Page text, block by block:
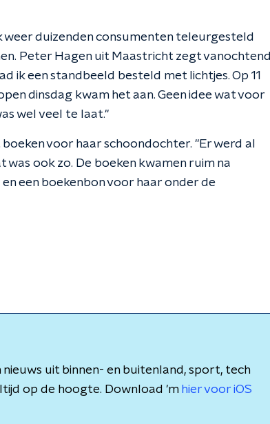
duizenden consumenten teleurgesteld
Peter Hagen uit Maastricht zegt vanochtend
ik een standbeeld besteld met lichtjes. Op 11
dinsdag kwam het aan. Geen idee wat voor
wel veel te laat."
voor haar schoondochter. "Er werd al
was ook zo. De boeken kwamen ruim na
een boekenbon voor haar onder de
uit binnen- en buitenland, sport, tech
op de hoogte. Download 'm hier voor iOS